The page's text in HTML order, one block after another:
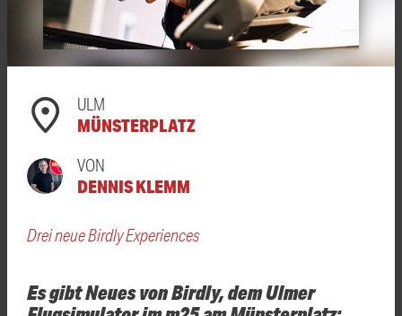
ULM
MÜNSTERPLATZ
VON
DENNIS KLEMM
Drei neue Birdly Experiences
Es gibt Neues von Birdly, dem Ulmer